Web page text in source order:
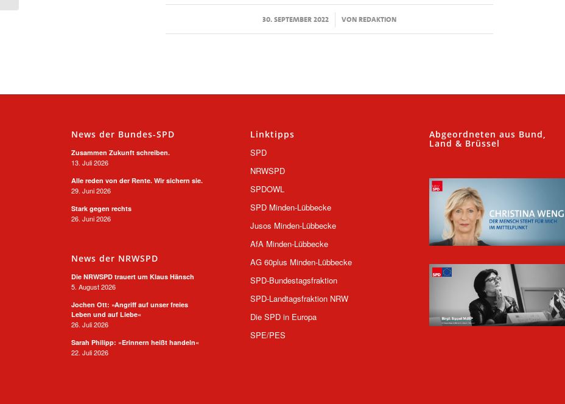
30. SEPTEMBER 2022
/ VONREDAKTION
News der Bundes-SPD
Zusammen Zukunft schreiben.
13. Juli 2026
Alle reden von der Rente. Wir sichern sie.
29. Juni 2026
Stark gegen rechts
26. Juni 2026
News der NRWSPD
Die NRWSPD trauert um Klaus Hänsch
5. August 2026
Jochen Ott: »Angriff auf unser freies
Leben und auf Liebe«
26. Juli 2026
Sarah Philipp: »Erinnern heißt handeln«
22. Juli 2026
Linktipps
SPD
NRWSPD
SPDOWL
SPD Minden-Lübbecke
Jusos Minden-Lübbecke
AfA Minden-Lübbecke
AG 60plus Minden-Lübbecke
SPD-Bundestagsfraktion
SPD-Landtagsfraktion NRW
Die SPD in Europa
SPE/PES
Abgeordneten aus Bund,
Land & Brüssel